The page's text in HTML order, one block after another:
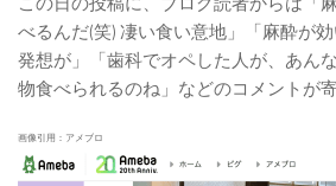
べるんだ(笑) 凄い食い意地」「麻酔が
発想が」「歯科でオペした人が、あん
物食べられるのね」などのコメントが寄
画像引用：アメブロ